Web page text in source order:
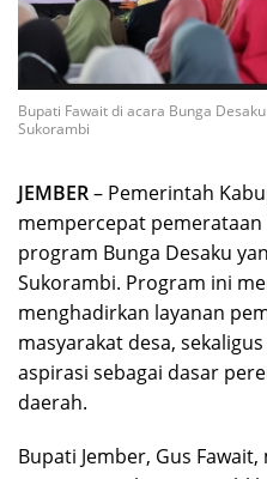
Bupati Fawait di acara Bunga
Sukorambi
JEMBER– Pemerintah
mempercepat
program Bunga Desaku
Sukorambi. Program ini
menghadirkan layanan
masyarakat desa,
aspirasi sebagai dasar
daerah.
Bupati Jember, Gus